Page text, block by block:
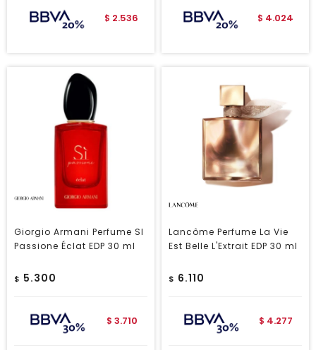
$ 2.536 $ 4.024
Giorgio Armani Perfume SI
Passione Éclat EDP 30 ml
$ 5.300
$ 3.710
Lancôme Perfume La Vie
Est Belle L'Extrait EDP 30 ml
$ 6.110
$ 4.277